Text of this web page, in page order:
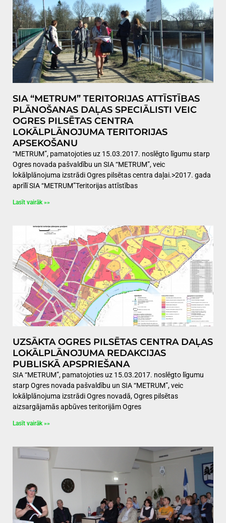
SIA “METRUM” TERITORIJAS ATTĪSTĪBAS
PLĀNOŠANAS DAĻAS SPECIĀLISTI VEIC
OGRES PILSĒTAS CENTRA
LOKĀLPLĀNOJUMA TERITORIJAS
APSEKOŠANU
“METRUM”, pamatojoties uz 15.03.2017. noslēgto līgumu starp
Ogres novada pašvaldību un SIA “METRUM”, veic
lokālplānojuma izstrādi Ogres pilsētas centra daļai.>2017. gada
aprīlī SIA “METRUM”Teritorijas attīstības
Lasīt vairāk »»
UZSĀKTA OGRES PILSĒTAS CENTRA DAĻAS
LOKĀLPLĀNOJUMA REDAKCIJAS
PUBLISKĀ APSPRIEŠANA
SIA “METRUM”, pamatojoties uz 15.03.2017. noslēgto līgumu
starp Ogres novada pašvaldību un SIA “METRUM”, veic
lokālplānojuma izstrādi Ogres novadā, Ogres pilsētas
aizsargājamās apbūves teritorijām Ogres
Lasīt vairāk »»